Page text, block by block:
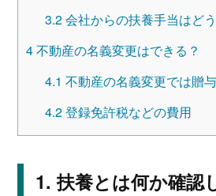
3.2会社からの扶養手当はど
4不動産の名義変更はできる？
4.1 不動産の名義変更では贈
4.2登録免許税などの費用
扶養とは何か確認